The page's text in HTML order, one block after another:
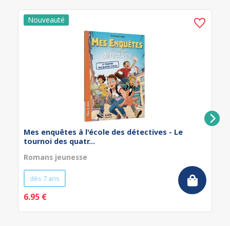
Mes enquêtes à l'école des détectives - Le
tournoi des quatr...
Romans jeunesse
dès 7 ans
6.95 €